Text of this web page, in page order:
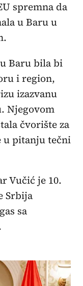
spremna da
u Baru u
Baru bila bi
i region,
izazvanu
Njegovom
čvorište za
u pitanju tečni
Vučić je 10.
Srbija
sa